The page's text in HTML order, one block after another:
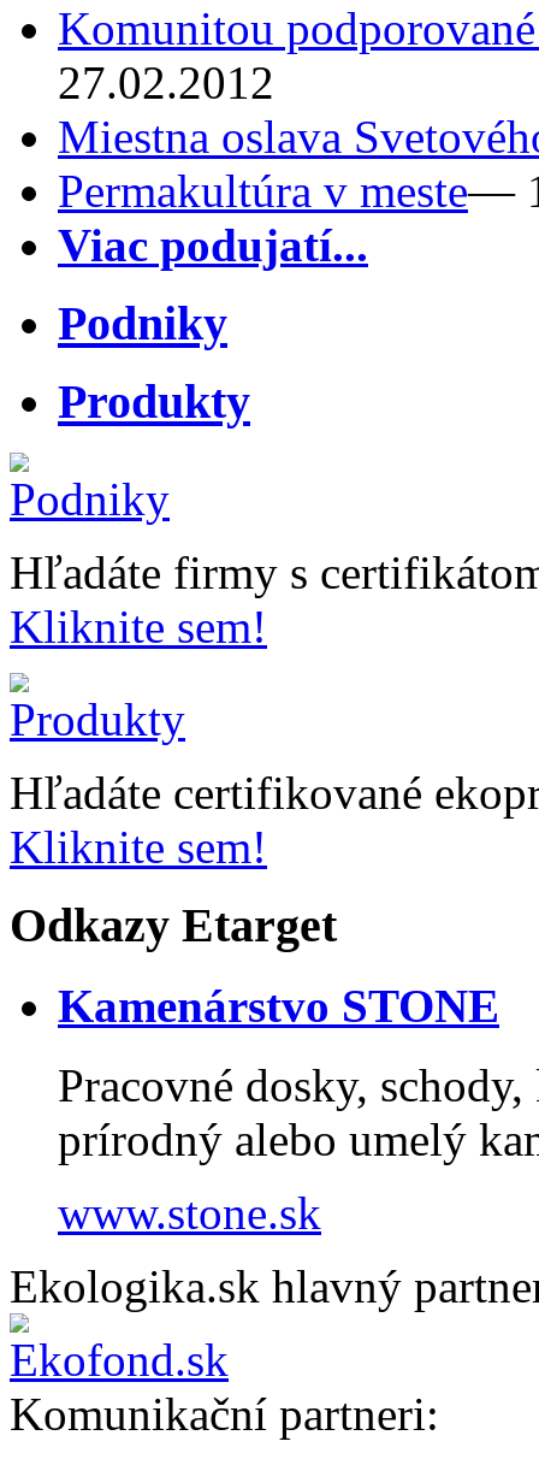
Komunitou
27.02.2012
Miestna oslava
Permakultúra v meste—
Viac podujatí...
Podniky
Produkty
Hľadáte firmy s
Kliknite sem!
Hľadáte certifikované
Kliknite sem!
Odkazy Etarget
Kamenárstvo STONE
Pracovné dosky,
prírodný alebo umelý
www.stone.sk
Ekologika.sk hlavný
Komunikační partneri: